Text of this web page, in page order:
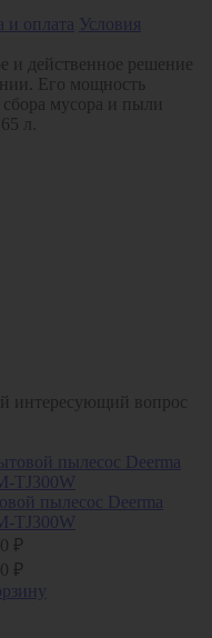
и оплата Условия
и действенное решение
Его мощность
сбора мусора и пыли
л.
интересующий вопрос
пылесос Deerma
TJ300W
₽
₽